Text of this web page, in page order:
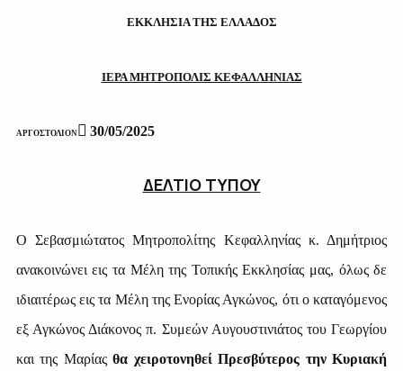
ΕΚΚΛΗΣΙΑ ΤΗΣ ΕΛΛΑΔΟΣ
ΙΕΡΑ ΜΗΤΡΟΠΟΛΙΣ ΚΕΦΑΛΛΗΝΙΑΣ
AΡΓΟΣΤΟΛΙΟΝ 30/05/2025
ΔΕΛΤΙΟ ΤΥΠΟΥ
O Σεβασμιώτατος Μητροπολίτης Κεφαλληνίας κ. Δημήτριος
ανακοινώνει εις τα Μέλη της Τοπικής Εκκλησίας μας, όλως δε
ιδιαιτέρως εις τα Μέλη της Ενορίας Αγκώνος, ότι ο καταγόμενος
εξ Αγκώνος Διάκονος π. Συμεών Αυγουστινιάτος του Γεωργίου
και της Μαρίαςθα χειροτονηθεί Πρεσβύτερος την Κυριακή